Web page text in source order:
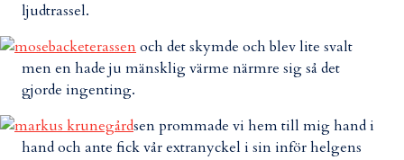
ljudtrassel.
och det skymde och blev lite svalt
men en hade ju mänsklig värme närmre sig så det
gjorde ingenting.
sen prommade vi hem till mig hand i
hand och ante fick vår extranyckel i sin inför helgens